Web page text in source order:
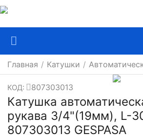
Главная / Катушки /
КОД: 807303013
Катушка
рукава 3/4"(19мм), L-
807303013 GESPASA